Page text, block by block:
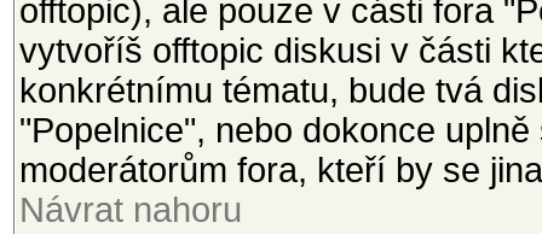
offtopic), ale pouze v cásti fora
vytvoříš offtopic diskusi v části
konkrétnímu tématu, bude tvá
"Popelnice", nebo dokonce
moderátorům fora, kteří by se
Návrat nahoru